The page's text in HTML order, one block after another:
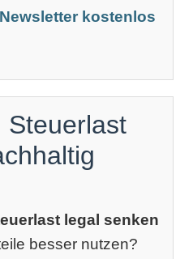
kostenlos
Steuerlast
legal senken
besser nutzen?